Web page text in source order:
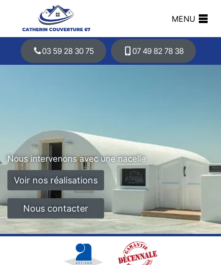
MENU
03 59 28 30 75 07 49 82 78 38
Nous intervenons avec une nacelle
Voir nos réalisations
Nous contacter